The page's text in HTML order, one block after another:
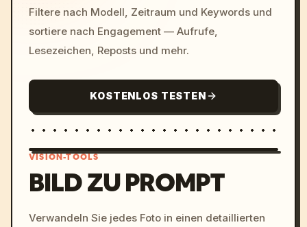
Filtere nach Modell, Zeitraum und Keywords und
sortiere nach Engagement — Aufrufe,
Lesezeichen, Reposts und mehr.
KOSTENLOS TESTEN
c, cyberpunk sunset, neon
VISION-TOOLS
BILD ZU PROMPT
Verwandeln Sie jedes Foto in einen detaillierten